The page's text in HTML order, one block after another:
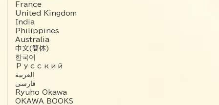
France
United Kingdom
India
Philippines
Australia
中文(簡体)
한국어
Русский
العربية‏
فارسی
Ryuho Okawa
OKAWA BOOKS